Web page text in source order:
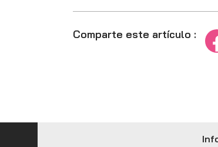
Comparte este artículo :